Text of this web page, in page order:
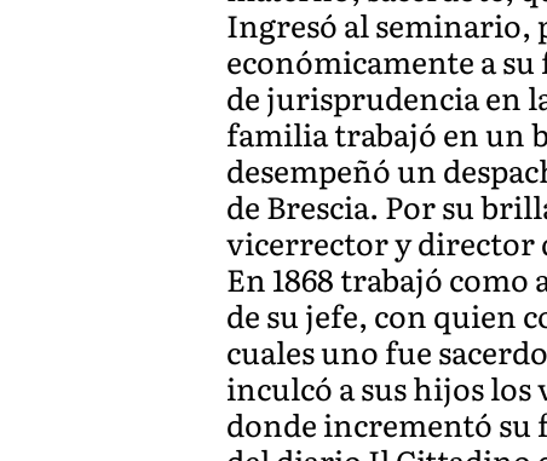
Ingresó al seminario,
económicamente a
de jurisprudencia en
familia trabajó en un
desempeñó un
de Brescia. Por su
vicerrector y director
En 1868 trabajó
de su jefe, con quien
cuales uno fue
inculcó a sus hijos los
donde incrementó su